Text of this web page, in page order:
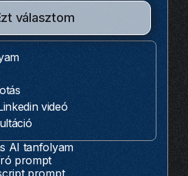
választom
videó
AI tanfolyam
prompt
prompt